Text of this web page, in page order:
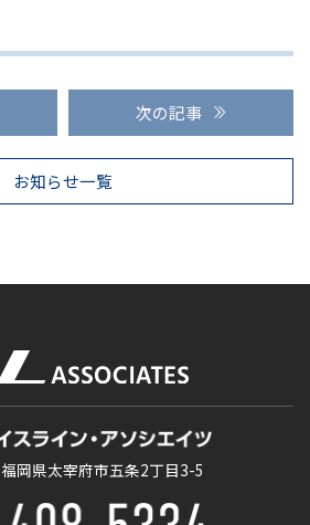
お知らせ一覧
次の記事
福岡県太宰府市五条2丁目3-5